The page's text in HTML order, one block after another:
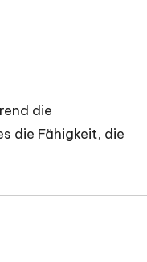
die
die Fähigkeit, die